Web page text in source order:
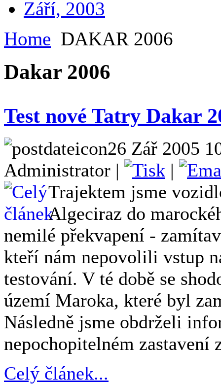
Září, 2003
Home DAKAR 2006
Dakar 2006
Test nové Tatry Dakar
26 Zář 2005
Administrator |
|
Trajektem jsme
Algeciraz do
nemilé překvapení -
kteří nám nepovolili vstup
testování. V té době se
území Maroka, které byl
Následně jsme obdrželi
nepochopitelném
Celý článek...